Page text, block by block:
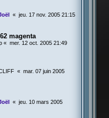
« jeu. 17 nov. 2005 21:15
magenta
« mer. 12 oct. 2005 21:49
« mar. 07 juin 2005
« jeu. 10 mars 2005